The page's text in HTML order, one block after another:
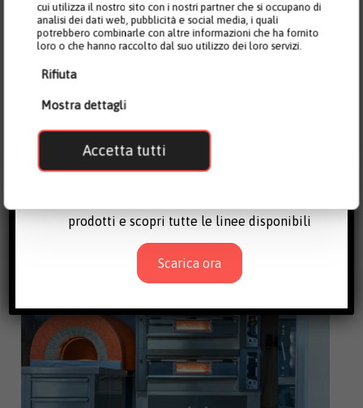
cui utilizza il nostro sito con i nostri partner che si occupano di
analisi dei dati web, pubblicità e social media, i quali
potrebbero combinarle con altre informazioni che ha fornito
loro o che hanno raccolto dal suo utilizzo dei loro servizi.
Rifiuta
Mostra dettagli
Accetta tutti
Supporto di consulenti e tecnici esperti,
pronti ad affiancarti in ogni momento per
la massima resa.
Scopri le Farine Molini Pivetti
– Scarica i cataloghi
Entra nel mondo di Molini Pivetti: qualità e
prodotti e scopri tutte le linee disponibili
Scarica ora